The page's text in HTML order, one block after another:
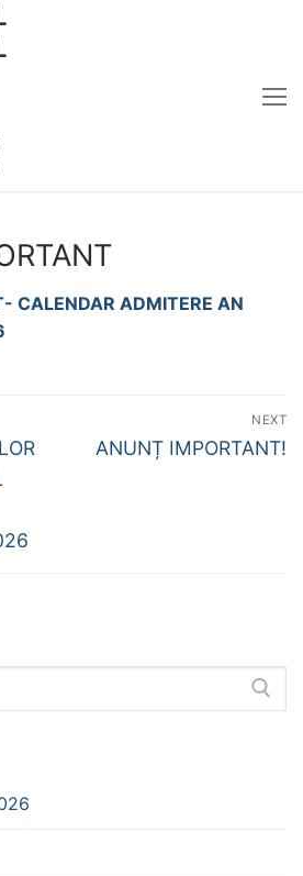
CALENDAR ADMITERE AN
NEXT
Next
ANUNȚ IMPORTANT!